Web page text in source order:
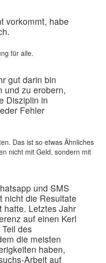
vorkommt, habe
für alle.
gut darin bin
und zu erobern,
Disziplin in
Fehler
Das ist so etwas Ähnliches
nicht mit Geld, sondern mit
und SMS
nicht die Resultate
hatte. Letztes Jahr
auf einen Kerl
des
die meisten
haben,
Arbeit auf